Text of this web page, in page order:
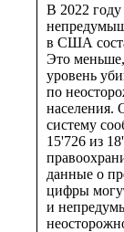
В 2022 году
в США
Это
уровень
по
населения.
систему
15'726 из
данные о
цифры
и